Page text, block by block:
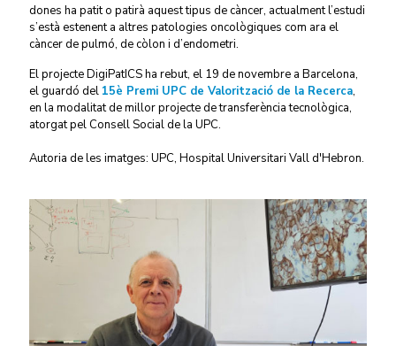
dones ha patit o patirà aquest tipus de càncer, actualment l’estudi
s’està estenent a altres patologies oncològiques com ara el
càncer de pulmó, de còlon i d’endometri.
El projecte DigiPatICS ha rebut, el 19 de novembre a Barcelona,
el guardó del 15è Premi UPC de Valorització de la Recerca,
en la modalitat de millor projecte de transferència tecnològica,
atorgat pel Consell Social de la UPC.
Autoria de les imatges: UPC, Hospital Universitari Vall d'Hebron.